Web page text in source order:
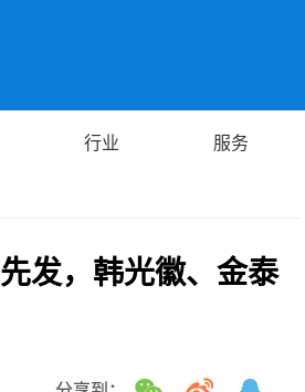
行业 服务
发，韩光徽、金泰